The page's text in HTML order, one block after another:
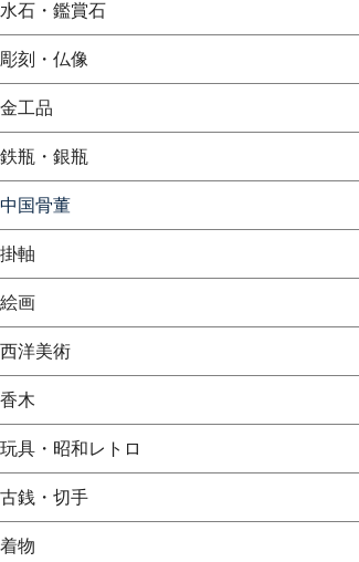
水石・鑑賞石
彫刻・仏像
金工品
鉄瓶・銀瓶
中国骨董
掛軸
絵画
西洋美術
香木
玩具・昭和レトロ
古銭・切手
着物